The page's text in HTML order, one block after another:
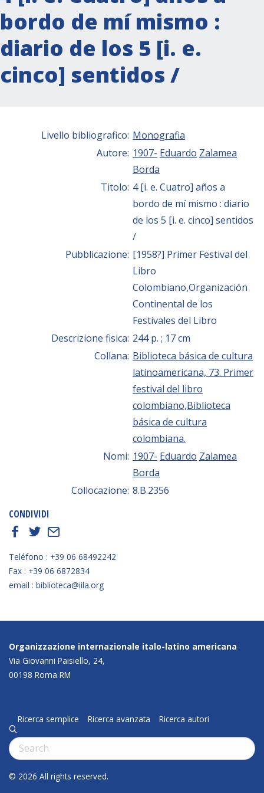
bordo de mí mismo :
diario de los 5 [i. e.
cinco] sentidos /
Livello bibliografico: Monografia
Autore: 1907- Eduardo Zalamea
Borda
Titolo: 4 [i. e. Cuatro] años a
bordo de mí mismo : diario
de los 5 [i. e. cinco] sentidos
/
Pubblicazione: [1958?] Primer Festival del
Libro
Colombiano,Organización
Continental de los
Festivales del Libro
Descrizione fisica: 244 p. ; 17 cm
Collana: Biblioteca básica de cultura
latinoamericana, 73. Primer
festival del libro
colombiano,Biblioteca
básica de cultura
colombiana.
Nomi: 1907- Eduardo Zalamea
Borda
Collocazione: 8.B.2356
CONDIVIDI
f
t E
Teléfono : +39 06 68492242
Fax : +39 06 6872834
email : biblioteca@iila.org
Organizzazione internazionale italo-latino americana
Via Giovanni Paisiello, 24,
00198 Roma RM
Ricerca semplice Ricerca avanzata Ricerca autori
q
Cerca:
© 2026 All rights reserved.